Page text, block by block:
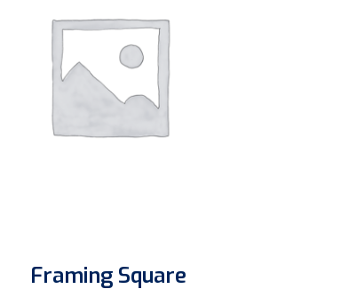
Framing Square